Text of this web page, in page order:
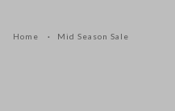
Home Mid Season Sale